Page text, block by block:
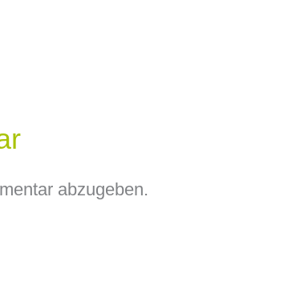
abzugeben.